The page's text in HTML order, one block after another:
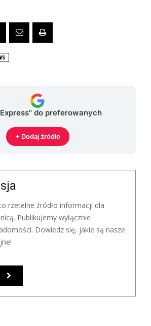
do preferowanych
+ Dodaj źródło
rzetelne źródło informacji dla
Publikujemy wyłącznie
Dowiedz się, jakie są nasze